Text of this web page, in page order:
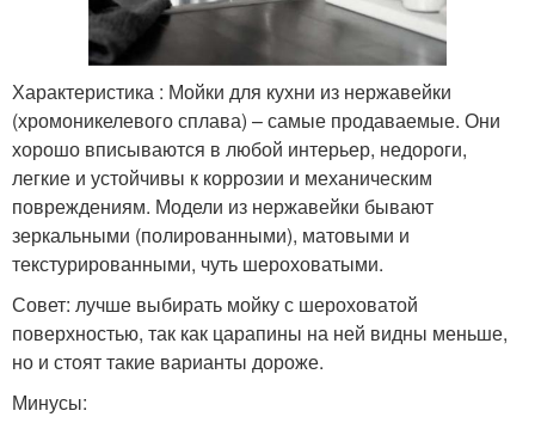
Характеристика : Мойки для кухни из нержавейки
(хромоникелевого сплава) – самые продаваемые. Они
хорошо вписываются в любой интерьер, недороги,
легкие и устойчивы к коррозии и механическим
повреждениям. Модели из нержавейки бывают
зеркальными (полированными), матовыми и
текстурированными, чуть шероховатыми.
Совет: лучше выбирать мойку с шероховатой
поверхностью, так как царапины на ней видны меньше,
но и стоят такие варианты дороже.
Минусы: